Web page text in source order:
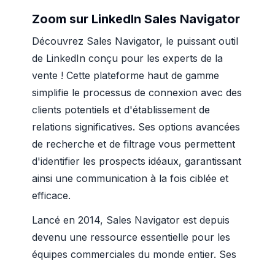
Zoom sur LinkedIn Sales Navigator
Découvrez Sales Navigator, le puissant outil
de LinkedIn conçu pour les experts de la
vente ! Cette plateforme haut de gamme
simplifie le processus de connexion avec des
clients potentiels et d'établissement de
relations significatives. Ses options avancées
de recherche et de filtrage vous permettent
d'identifier les prospects idéaux, garantissant
ainsi une communication à la fois ciblée et
efficace.
Lancé en 2014, Sales Navigator est depuis
devenu une ressource essentielle pour les
équipes commerciales du monde entier. Ses